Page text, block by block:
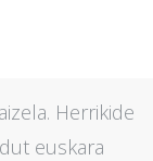
Herrikide
euskara